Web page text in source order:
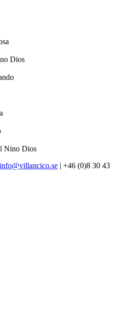
Dios
Nino Dios
info@villancico.se | +46 (0)8 30 43